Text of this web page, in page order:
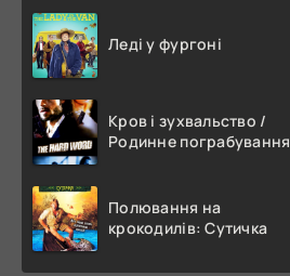
Леді у фургоні
Кров і зухвальство /
Родинне пограбування
Полювання на
крокодилів: Сутичка